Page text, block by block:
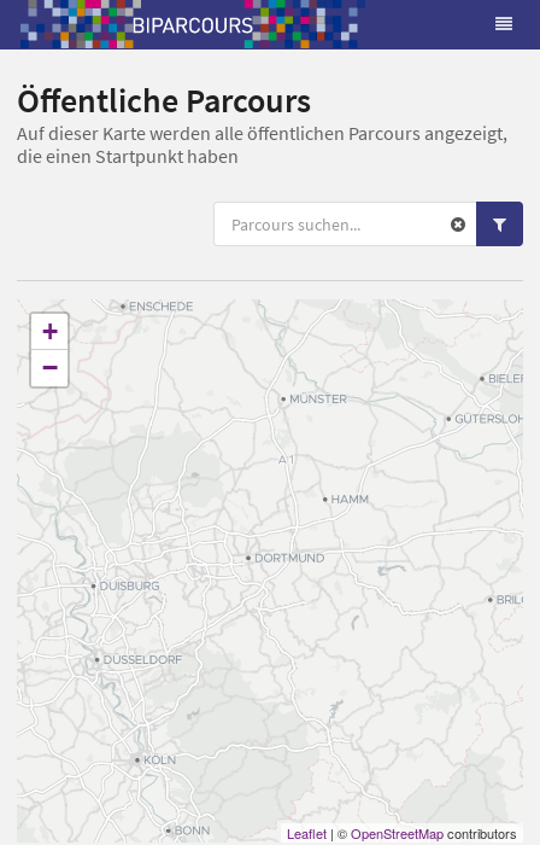
Öffentliche Parcours
Auf dieser Karte werden alle öffentlichen Parcours angezeigt,
die einen Startpunkt haben
+
−
Leaflet | ©OpenStreetMapcontributors